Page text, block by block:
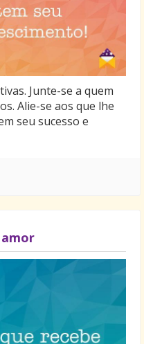
Junte-se a quem
Alie-se aos que lhe
seu sucesso e
amor